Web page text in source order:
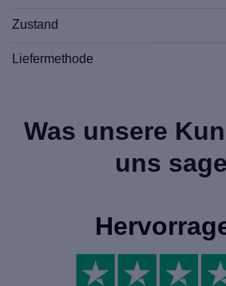
Zustand
Liefermethode
Was unsere
uns